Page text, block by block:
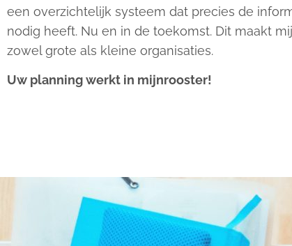
Boek een persoonlijke
een overzichtelijk systeem dat precies de
nodig heeft. Nu en in de toekomst. Dit maakt
zowel grote als kleine organisaties.
Uw planning werkt in mijnrooster!